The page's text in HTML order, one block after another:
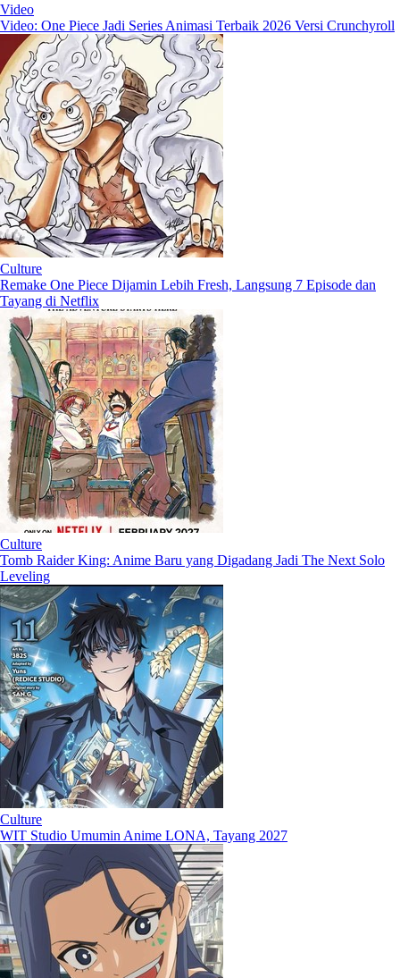
Video
Video: One Piece Jadi Series Animasi Terbaik 2026 Versi Crunchyroll
Culture
Remake One Piece Dijamin Lebih Fresh, Langsung 7 Episode dan
Tayang di Netflix
Culture
Tomb Raider King: Anime Baru yang Digadang Jadi The Next Solo
Leveling
Culture
WIT Studio Umumin Anime LONA, Tayang 2027